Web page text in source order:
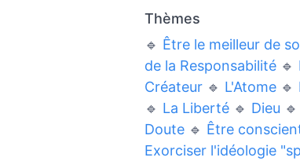
Thèmes
🔹 Être le meilleur de
de la Responsabilité 🔹
Créateur 🔹 L'Atome 🔹
🔹 La Liberté 🔹 Dieu 🔹
Doute 🔹 Être
Exorciser l'idéologie